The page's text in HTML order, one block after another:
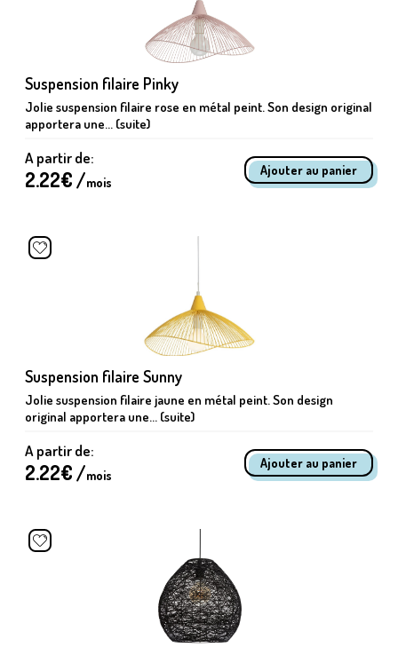
Suspension filaire Pinky
Jolie suspension filaire rose en métal peint. Son design original
apportera une... (suite)
A partir de:
2.22€ /mois
Suspension filaire Sunny
Jolie suspension filaire jaune en métal peint. Son design
original apportera une... (suite)
A partir de:
2.22€ /mois